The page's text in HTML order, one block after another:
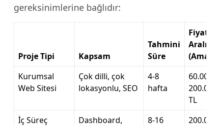
gereksinimlerine bağlıdır:
Proje Tipi Kapsam
Tahmini
Süre
Fiyat
Aralığı
Kurumsal
Web Sitesi
Çok dilli, çok
lokasyonlu, SEO
4-8
hafta
60.000 –
200.000
TL
İç Süreç
Dashboard,
8-16
200.000